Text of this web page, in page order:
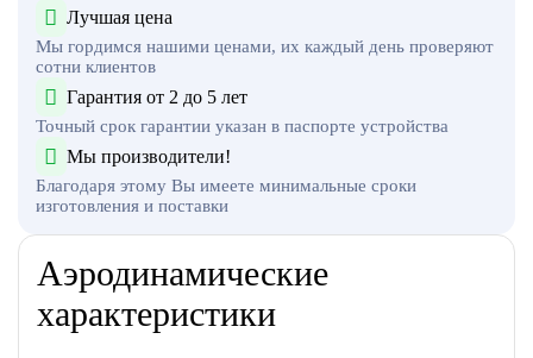
Лучшая цена
Мы гордимся нашими ценами, их каждый день проверяют
сотни клиентов
Гарантия от 2 до 5 лет
Точный срок гарантии указан в паспорте устройства
Мы производители!
Благодаря этому Вы имеете минимальные сроки
изготовления и поставки
Аэродинамические
характеристики